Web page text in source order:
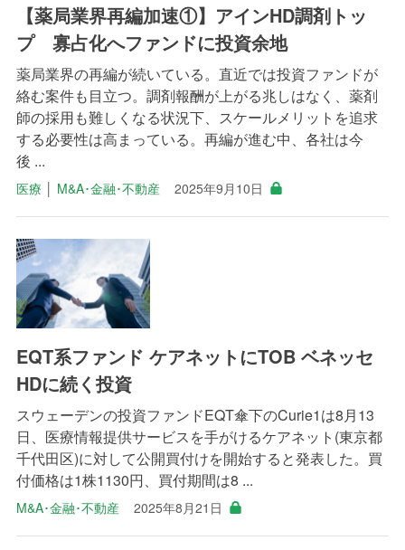
【薬局業界再編加速①】アインHD調剤トッ
プ 寡占化へファンドに投資余地
薬局業界の再編が続いている。直近では投資ファンドが
絡む案件も目立つ。調剤報酬が上がる兆しはなく、薬剤
師の採用も難しくなる状況下、スケールメリットを追求
する必要性は高まっている。再編が進む中、各社は今
後 ...
医療 │ M&A･金融･不動産 2025年9月10日
EQT系ファンド ケアネットにTOB ベネッセ
HDに続く投資
スウェーデンの投資ファンドEQT傘下のCurie1は8月13
日、医療情報提供サービスを手がけるケアネット(東京都
千代田区)に対して公開買付けを開始すると発表した。買
付価格は1株1130円、買付期間は8 ...
M&A･金融･不動産 2025年8月21日